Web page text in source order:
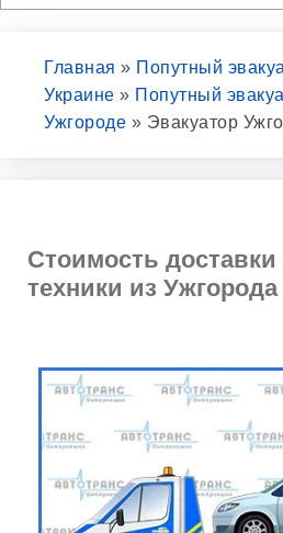
Главная » Попутный
Украине » Попутный
Ужгороде » Эвакуатор
Стоимость доставки
техники из